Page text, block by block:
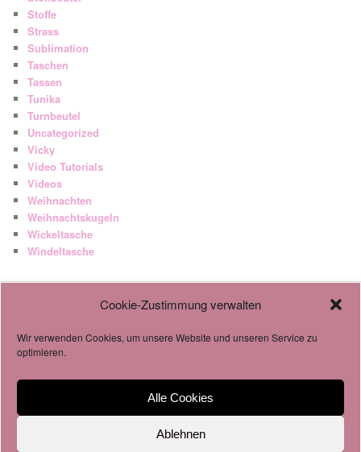
Cookie-Zustimmung verwalten
Wir verwenden Cookies, um unsere Website und unseren Service zu
optimieren.
Alle Cookies
Ablehnen
Stoffe
Strass
Sublimation
Taschen
Tassen
Tunika
Turnbeutel
Uncategorized
Vicky
Video Tutorials
Videos
Weihnachten
Weihnachtskugeln
Wickeltasche
Windeltasche
Cookie-Richtlinie
Impressum & Datenschutz Stolz präsentiert von WordPress